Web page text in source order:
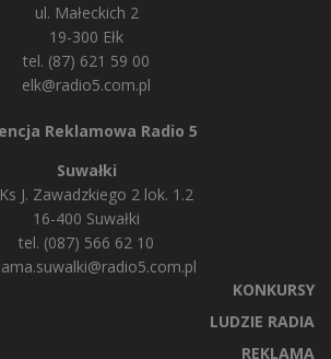
ul. Małeckich 2
19-300 Ełk
tel. (87) 621 59 00
elk@radio5.com.pl
Reklamowa Radio 5
Suwałki
J. Zawadzkiego 2 lok. 1.2
16-400 Suwałki
tel. (087) 566 62 10
KONKURSY
LUDZIE RADIA
REKLAMA